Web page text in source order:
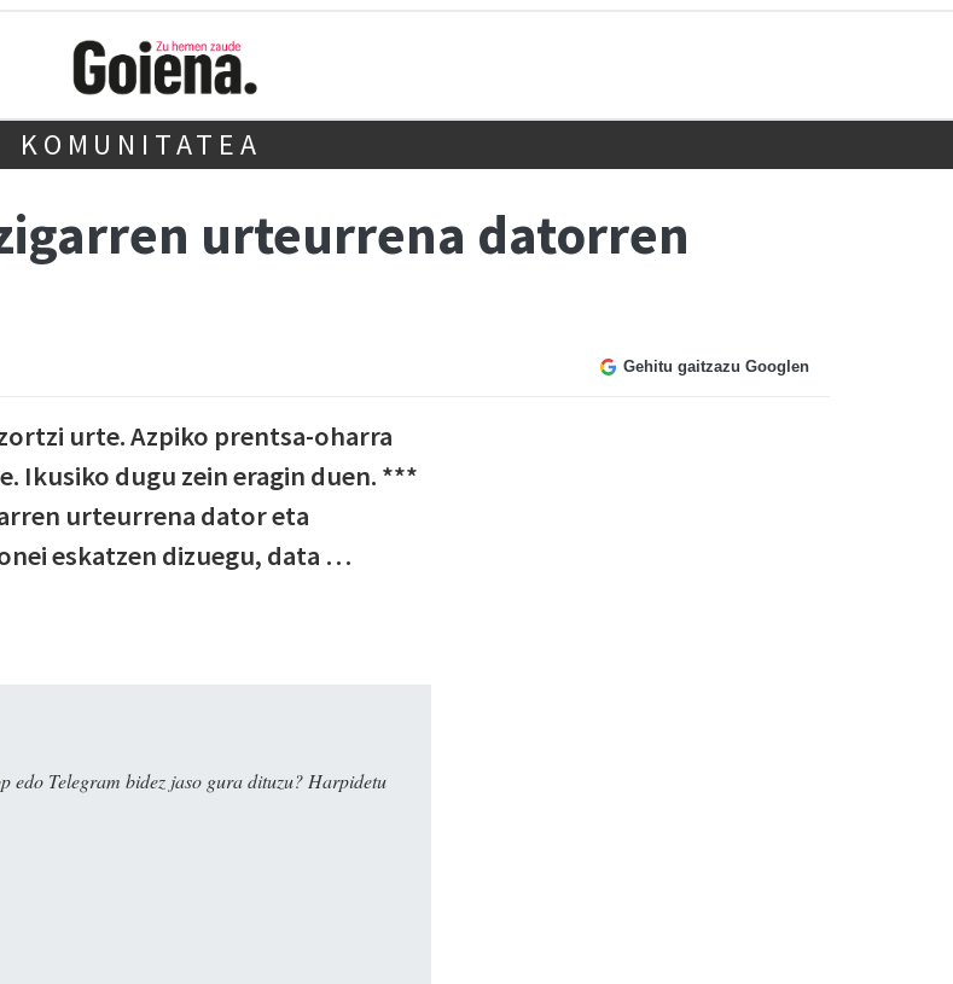
KOMUNITATEA
urteurrena datorren
Gehitu gaitzazu Googlen
urte. Azpiko prentsa-oharra
Ikusiko dugu zein eragin duen. ***
urteurrena dator eta
eskatzen dizuegu, data …
edo Telegram bidez jaso gura dituzu? Harpidetu